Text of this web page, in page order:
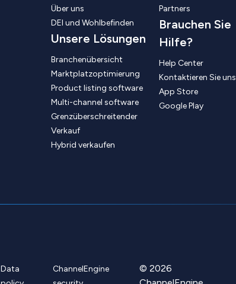
Über uns
DEI und Wohlbefinden
Unsere Lösungen
Branchenübersicht
Marktplatzoptimierung
Product listing software
Multi-channel software
Grenzüberschreitender
Verkauf
Hybrid verkaufen
Partners
Brauchen Sie
Hilfe?
Help Center
Kontaktieren Sie uns
App Store
Google Play
Data
ChannelEngine
© 2026